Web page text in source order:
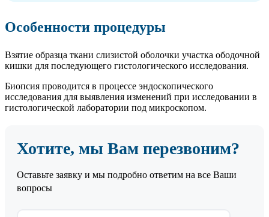
Особенности процедуры
Взятие образца ткани слизистой оболочки участка ободочной
кишки для последующего гистологического исследования.
Биопсия проводится в процессе эндоскопического
исследования для выявления изменений при исследовании в
гистологической лаборатории под микроскопом.
Хотите, мы Вам перезвоним?
Оставьте заявку и мы подробно ответим на все Ваши
вопросы